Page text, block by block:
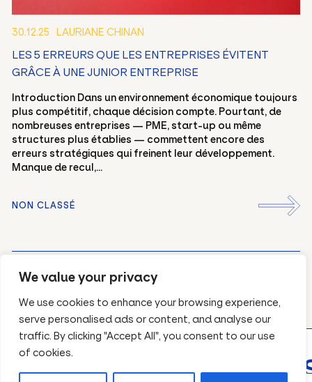
We value your privacy
We use cookies to enhance your browsing experience,
serve personalised ads or content, and analyse our
traffic. By clicking "Accept All", you consent to our use
of cookies.
EN FR
30.12.25 LAURIANE CHINAN
LES 5 ERREURS QUE LES ENTREPRISES ÉVITENT
GRÂCE À UNE JUNIOR ENTREPRISE
Introduction Dans un environnement économique toujours
plus compétitif, chaque décision compte. Pourtant, de
nombreuses entreprises — PME, start-up ou même
structures plus établies — commettent encore des
erreurs stratégiques qui freinent leur développement.
Manque de recul,...
NON CLASSÉ
DÉCOUVREZ TOUS NOS ARTICLES